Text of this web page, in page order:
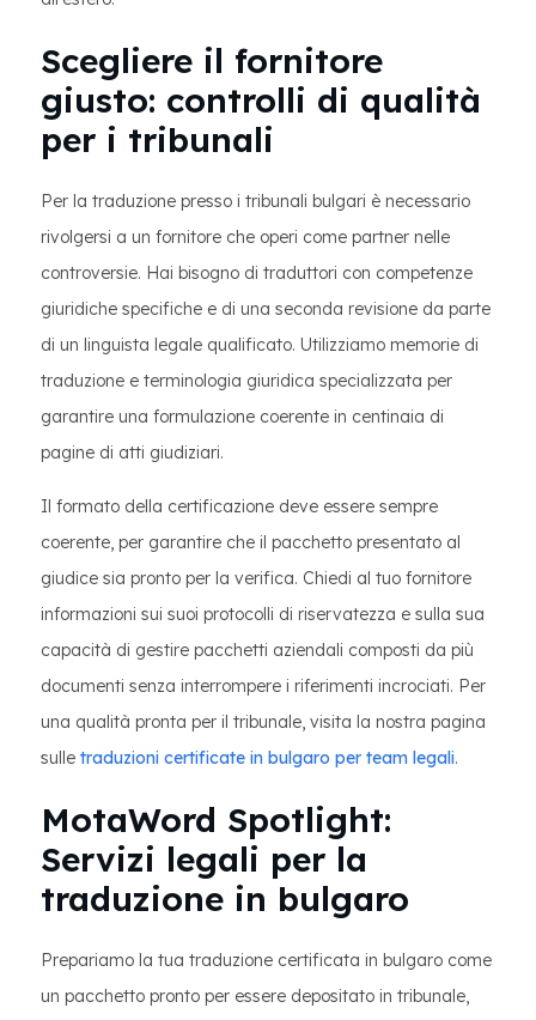
Scegliere il fornitore
giusto: controlli di qualità
per i tribunali
Per la traduzione presso i tribunali bulgari è necessario
rivolgersi a un fornitore che operi come partner nelle
controversie. Hai bisogno di traduttori con competenze
giuridiche specifiche e di una seconda revisione da parte
di un linguista legale qualificato. Utilizziamo memorie di
traduzione e terminologia giuridica specializzata per
garantire una formulazione coerente in centinaia di
pagine di atti giudiziari.
Il formato della certificazione deve essere sempre
coerente, per garantire che il pacchetto presentato al
giudice sia pronto per la verifica. Chiedi al tuo fornitore
informazioni sui suoi protocolli di riservatezza e sulla sua
capacità di gestire pacchetti aziendali composti da più
documenti senza interrompere i riferimenti incrociati. Per
una qualità pronta per il tribunale, visita la nostra pagina
sulle traduzioni certificate in bulgaro per team legali.
MotaWord Spotlight:
Servizi legali per la
traduzione in bulgaro
Prepariamo la tua traduzione certificata in bulgaro come
un pacchetto pronto per essere depositato in tribunale,